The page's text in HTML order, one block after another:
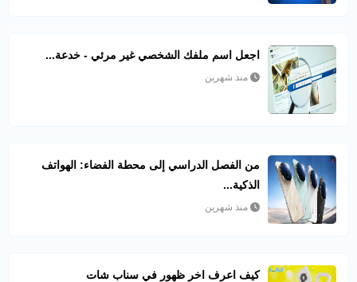
اجعل اسم ملفك الشخصي غير مرئي - خدعة...
منذ شهرين
من الفصل الدراسي إلى محطة الفضاء: الهواتف
الذكية...
منذ شهرين
كيف اعرف اخر ظهور في سناب شات​